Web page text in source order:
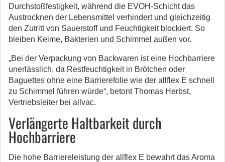
Durchstoßfestigkeit, während die EVOH-Schicht das
Austrocknen der Lebensmittel verhindert und gleichzeitig
den Zutritt von Sauerstoff und Feuchtigkeit blockiert. So
bleiben Keime, Bakterien und Schimmel außen vor.
„Bei der Verpackung von Backwaren ist eine Hochbarriere
unerlässlich, da Restfeuchtigkeit in Brötchen oder
Baguettes ohne eine Barrierefolie wie der allflex E schnell
zu Schimmel führen würde“, betont Thomas Herbst,
Vertriebsleiter bei allvac.
Verlängerte Haltbarkeit durch
Hochbarriere
Die hohe Barriereleistung der allflex E bewahrt das Aroma